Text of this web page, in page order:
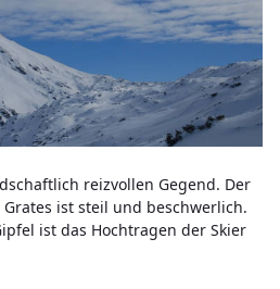
reizvollen Gegend. Der
ist steil und beschwerlich.
ist das Hochtragen der Skier